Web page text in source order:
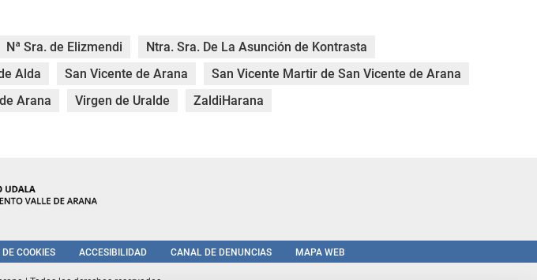
Nª Sra. de Elizmendi
Ntra. Sra. De La Asunción de Kontrasta
Alda San Vicente de Arana
San Vicente Martir de San Vicente de Arana
Arana Virgen de Uralde ZaldiHarana
COOKIES ACCESIBILIDAD CANAL DE DENUNCIAS MAPA WEB